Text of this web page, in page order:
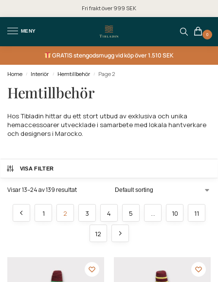
Fri frakt över 999 SEK
MENY
0
GRATISstengodsmugg vid köp över 1.510 SEK
Home / Interiör / Hemtillbehör / Page 2
Hemtillbehör
Hos Tibladin hittar du ett stort utbud av exklusiva och unika
hemaccessoarer utvecklade i samarbete med lokala hantverkare
och designers i Marocko.
VISA FILTER
Visar 13–24 av 139 resultat
1 2 3 4 5 … 10 11
12